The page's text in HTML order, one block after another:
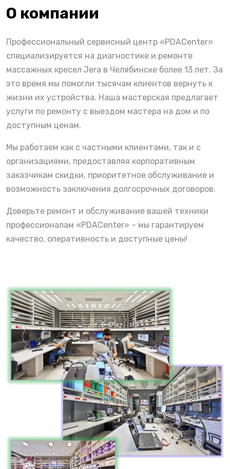
О компании
Профессиональный сервисный центр «PDACenter»
специализируется на диагностике и ремонте
массажных кресел Jera в Челябинске более 13 лет. За
это время мы помогли тысячам клиентов вернуть к
жизни их устройства. Наша мастерская предлагает
услуги по ремонту с выездом мастера на дом и по
доступным ценам.
Мы работаем как с частными клиентами, так и с
организациями, предоставляя корпоративным
заказчикам скидки, приоритетное обслуживание и
возможность заключения долгосрочных договоров.
Доверьте ремонт и обслуживание вашей техники
профессионалам «PDACenter» – мы гарантируем
качество, оперативность и доступные цены!